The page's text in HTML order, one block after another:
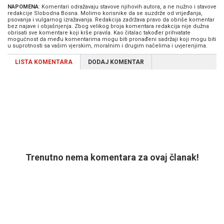
NAPOMENA: Komentari odražavaju stavove njihovih autora, a ne nužno i stavove
redakcije Slobodna Bosna. Molimo korisnike da se suzdrže od vrijeđanja,
psovanja i vulgarnog izražavanja. Redakcija zadržava pravo da obriše komentar
bez najave i objašnjenja. Zbog velikog broja komentara redakcija nije dužna
obrisati sve komentare koji krše pravila. Kao čitalac također prihvatate
mogućnost da među komentarima mogu biti pronađeni sadržaji koji mogu biti
u suprotnosti sa vašim vjerskim, moralnim i drugim načelima i uvjerenjima.
LISTA KOMENTARA DODAJ KOMENTAR
Trenutno nema komentara za ovaj članak!